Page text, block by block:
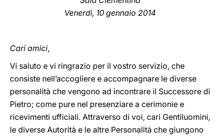
Venerdì, 10 gennaio 2014
Cari amici,
Vi saluto e vi ringrazio per il vostro servizio, che
consiste nell’accogliere e accompagnare le diverse
personalità che vengono ad incontrare il Successore di
Pietro; come pure nel presenziare a cerimonie e
ricevimenti ufficiali. Attraverso di voi, cari Gentiluomini,
le diverse Autorità e le altre Personalità che giungono